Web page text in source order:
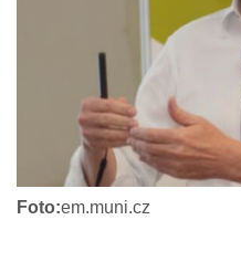
Foto:em.muni.cz